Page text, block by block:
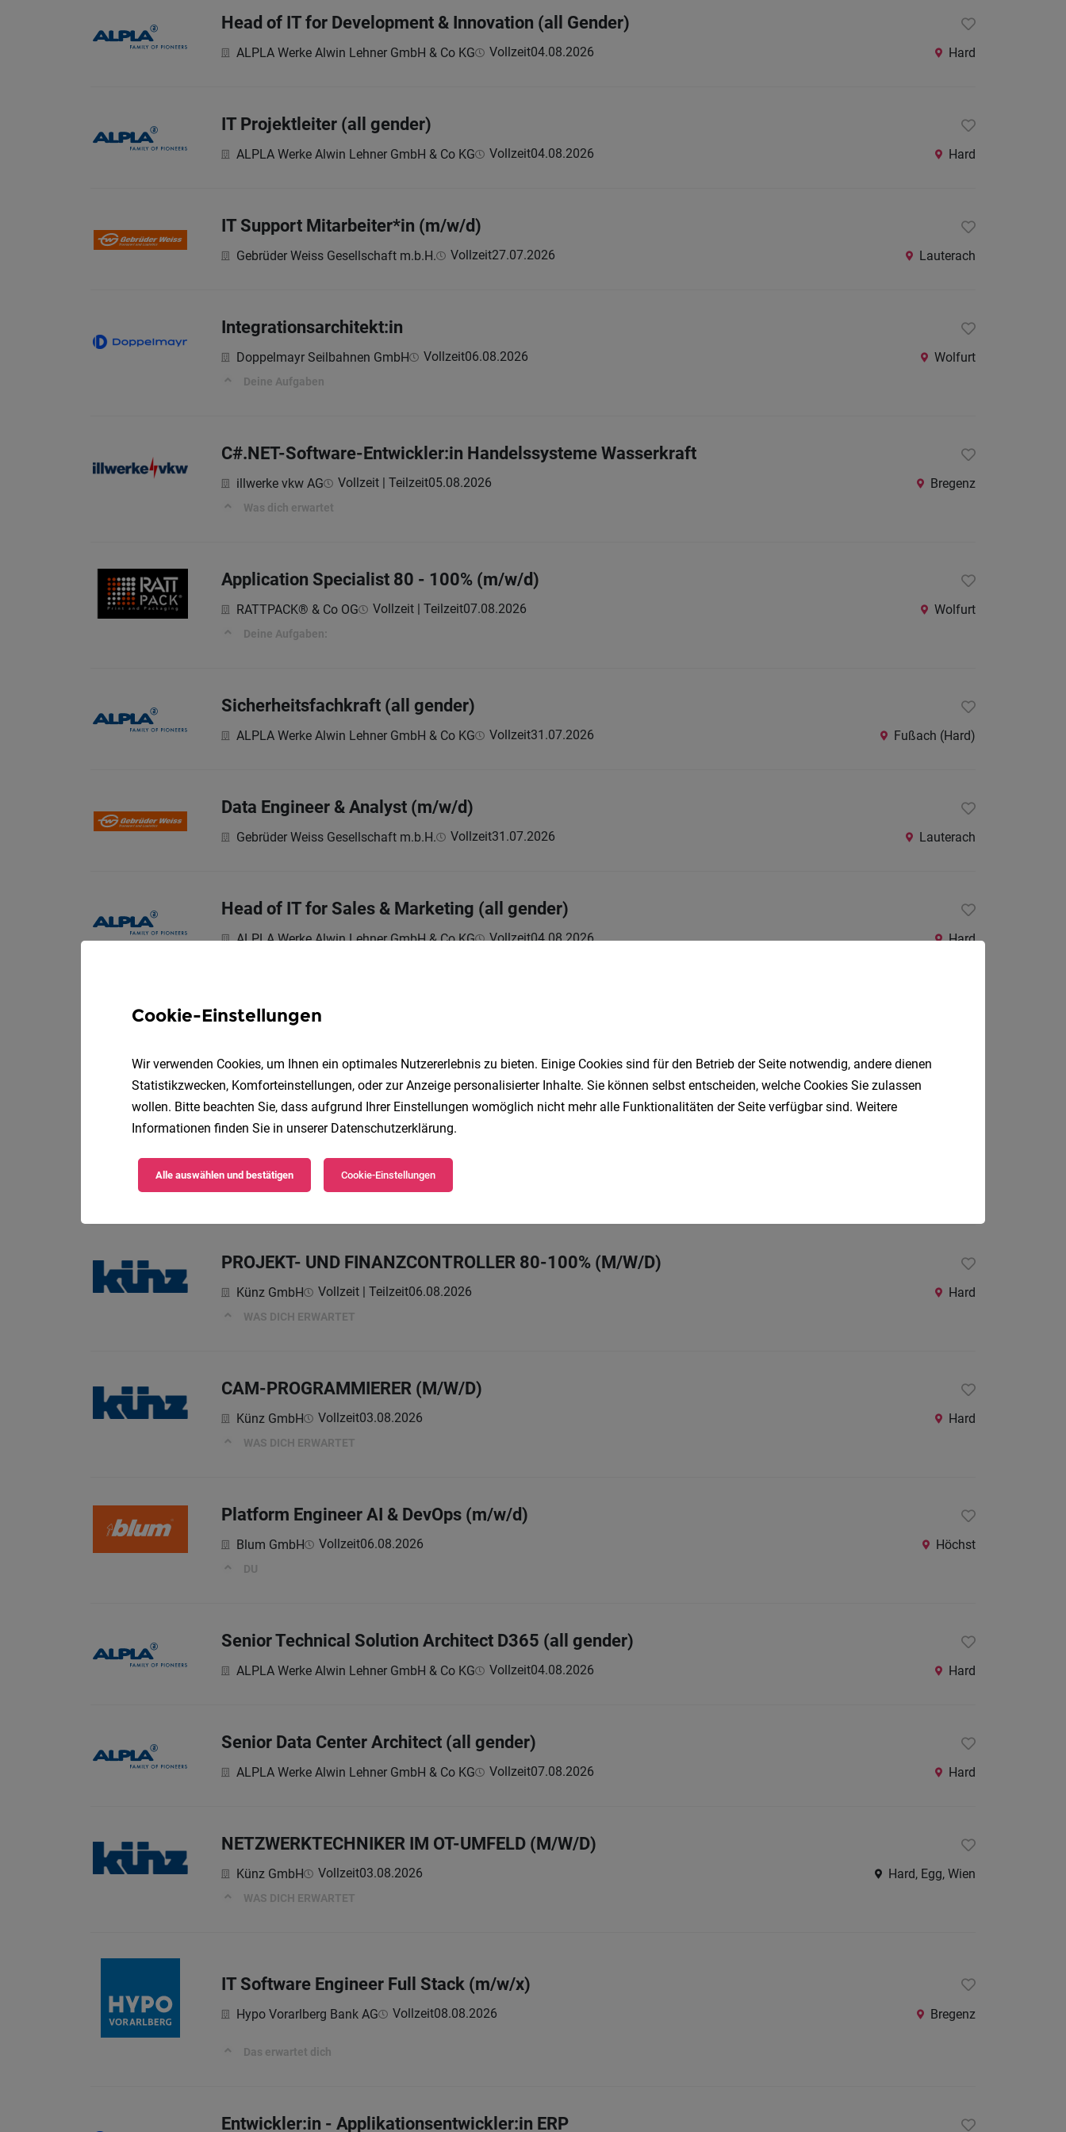
Head of IT for Development & Innovation (all Gender)
ALPLA Werke Alwin Lehner GmbH & Co KG Vollzeit04.08.2026 Hard
IT Projektleiter (all gender)
ALPLA Werke Alwin Lehner GmbH & Co KG Vollzeit04.08.2026 Hard
IT Support Mitarbeiter*in (m/w/d)
Gebrüder Weiss Gesellschaft m.b.H. Vollzeit27.07.2026 Lauterach
Integrationsarchitekt:in
Doppelmayr Seilbahnen GmbH Vollzeit06.08.2026 Wolfurt
Deine Aufgaben
C#.NET-Software-Entwickler:in Handelssysteme Wasserkraft
illwerke vkw AG Vollzeit | Teilzeit05.08.2026 Bregenz
Was dich erwartet
Application Specialist 80 - 100% (m/w/d)
RATTPACK® & Co OG Vollzeit | Teilzeit07.08.2026 Wolfurt
Deine Aufgaben:
Sicherheitsfachkraft (all gender)
ALPLA Werke Alwin Lehner GmbH & Co KG Vollzeit31.07.2026 Fußach (Hard)
Data Engineer & Analyst (m/w/d)
Gebrüder Weiss Gesellschaft m.b.H. Vollzeit31.07.2026 Lauterach
Head of IT for Sales & Marketing (all gender)
ALPLA Werke Alwin Lehner GmbH & Co KG Vollzeit04.08.2026 Hard
Software-Programmierer:In für das HMI der Seilbahnsteuerung
Deine Aufgaben
Power BI Experte*in (m/w/d)
Gebrüder Weiss Gesellschaft m.b.H. Vollzeit
Know-how, das ich mitbringe
PROJEKT- UND FINANZCONTROLLER 80-100% (M/W/D)
Künz GmbH Vollzeit | Teilzeit06.08.2026 Hard
WAS DICH ERWARTET
CAM-PROGRAMMIERER (M/W/D)
Künz GmbH Vollzeit03.08.2026 Hard
WAS DICH ERWARTET
Platform Engineer AI & DevOps (m/w/d)
Blum GmbH Vollzeit06.08.2026 Höchst
DU
Senior Technical Solution Architect D365 (all gender)
ALPLA Werke Alwin Lehner GmbH & Co KG Vollzeit04.08.2026 Hard
Senior Data Center Architect (all gender)
ALPLA Werke Alwin Lehner GmbH & Co KG Vollzeit07.08.2026 Hard
NETZWERKTECHNIKER IM OT-UMFELD (M/W/D)
Künz GmbH Vollzeit03.08.2026 Hard, Egg, Wien
WAS DICH ERWARTET
IT Software Engineer Full Stack (m/w/x)
Hypo Vorarlberg Bank AG Vollzeit08.08.2026 Bregenz
Das erwartet dich
Entwickler:in - Applikationsentwickler:in ERP
Cookie-Einstellungen
Wir verwenden Cookies, um Ihnen ein optimales Nutzererlebnis zu bieten. Einige Cookies sind für den Betrieb der Seite notwendig, andere dienen
Statistikzwecken, Komforteinstellungen, oder zur Anzeige personalisierter Inhalte. Sie können selbst entscheiden, welche Cookies Sie zulassen
wollen. Bitte beachten Sie, dass aufgrund Ihrer Einstellungen womöglich nicht mehr alle Funktionalitäten der Seite verfügbar sind. Weitere
Informationen finden Sie in unserer Datenschutzerklärung.
Alle auswählen und bestätigen Cookie-Einstellungen